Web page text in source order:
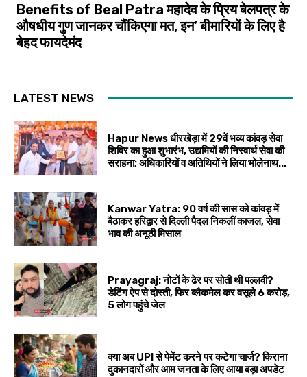
Benefits of Beal Patra महादेव के प्रिय बेलपत्र के
औषधीय गुण जानकर चौंकिएगा मत, इन’ बीमारियों के लिए है
बेहद फायदेमंद
LATEST NEWS
Hapur News धीरखेड़ा में 29वें भव्य कांवड़ सेवा
शिविर का हुआ शुभारंभ, उद्यमियों की निस्वार्थ सेवा की
सराहना; अधिकारियों व अतिथियों ने लिया भोलेनाथ...
Kanwar Yatra: 90 वर्ष की सास को कांवड़ में
बैठाकर हरिद्वार से दिल्ली पैदल निकलीं काजल, सेवा
भाव की अनूठी मिसाल
Prayagraj: नोटों के ढेर पर सोती थी पल्लवी?
डेटिंग ऐप से दोस्ती, फिर ब्लैकमेल कर वसूले ₹6 करोड़,
5 लोग पहुंचे जेल
क्या अब UPI से पेमेंट करने पर कटेगा चार्ज? किराना
दुकानदारों और आम जनता के लिए आया बड़ा अपडेट